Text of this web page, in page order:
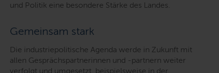
und Politik eine besondere Stärke des Landes.
Gemeinsam stark
Die industriepolitische Agenda werde in Zukunft mit
allen Gesprächspartnerinnen und -partnern weiter
verfolgt und umgesetzt, beispielsweise in der